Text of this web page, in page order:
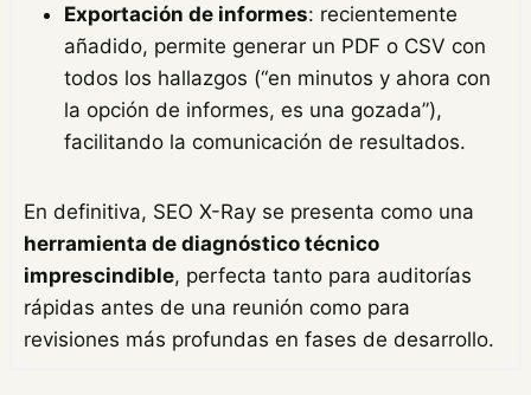
Exportación de informes: recientemente
añadido, permite generar un PDF o CSV con
todos los hallazgos (“en minutos y ahora con
la opción de informes, es una gozada”),
facilitando la comunicación de resultados.
En definitiva, SEO X-Ray se presenta como una
herramienta de diagnóstico técnico
imprescindible, perfecta tanto para auditorías
rápidas antes de una reunión como para
revisiones más profundas en fases de desarrollo.